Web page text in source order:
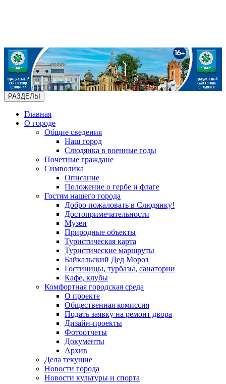
РАЗДЕЛЫ
Главная
О городе
Общие сведения
Наш город
Слюдянка в военные годы
Почетные граждане
Символика
Описание
Положение о гербе и флаге
Гостям нашего города
Добро пожаловать в Слюдянку!
Достопримечательности
Музеи
Природные объекты
Туристическая карта
Туристические маршруты
Байкальский Дед Мороз
Гостиницы, турбазы, санатории
Кафе, клубы
Комфортная городская среда
О проекте
Общественная комиссия
Подать заявку на ремонт двора
Дизайн-проекты
Фотоотчеты
Документы
Архив
Дела текущие
Новости города
Новости культуры и спорта